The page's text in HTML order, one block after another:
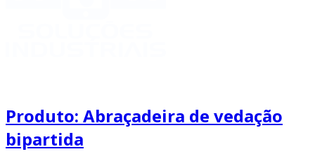
Produto: Abraçadeira de vedação
bipartida